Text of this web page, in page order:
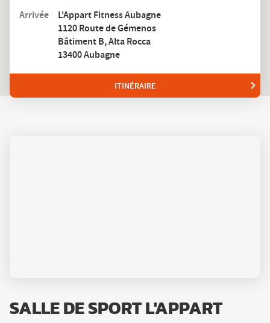
un
club
L'Appart
Fitness
Arrivée
L'Appart Fitness Aubagne
1120 Route de Gémenos
Bâtiment B, Alta Rocca
13400 Aubagne
ITINÉRAIRE
JUSQU'AU
SALLE DE SPORT L'APPART